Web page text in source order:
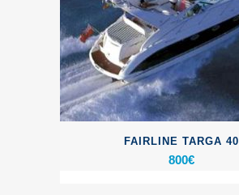
FAIRLINE TARGA 40
800€